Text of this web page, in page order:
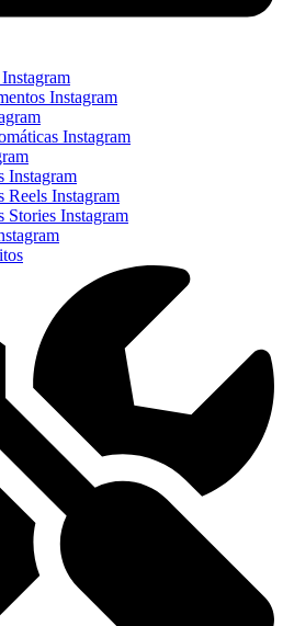
Instagram
Instagram
Instagram
Reels Instagram
Stories Instagram